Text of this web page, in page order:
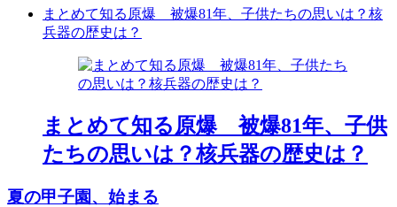
まとめて知る原爆 被爆81年、子供たちの思いは？核
兵器の歴史は？
まとめて知る原爆 被爆81年、子供
たちの思いは？核兵器の歴史は？
夏の甲子園、始まる